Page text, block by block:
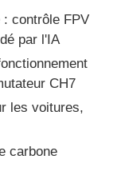
: contrôle FPV
par l'IA
CH7
les voitures,
carbone